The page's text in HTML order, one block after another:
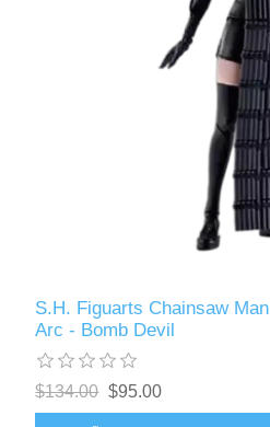
S.H. Figuarts Chainsaw
Arc - Bomb Devil
$134.00 $95.00